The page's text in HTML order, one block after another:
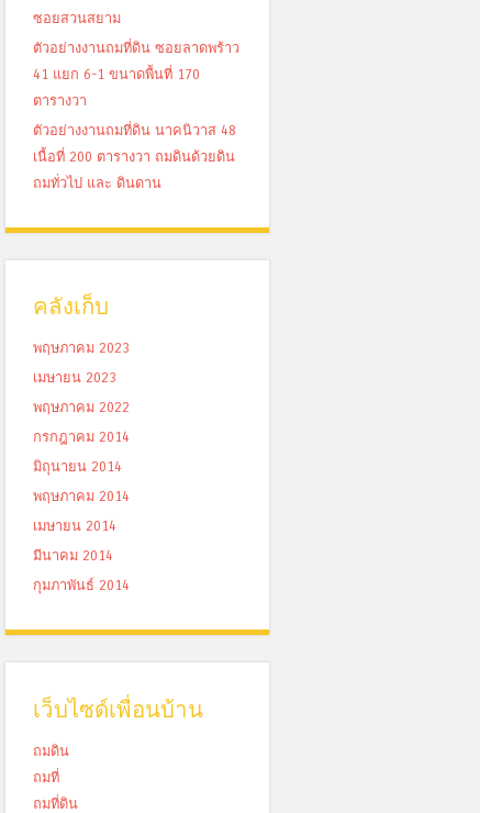
ซอยสวนสยาม
ตัวอย่างงานถมที่ดิน ซอยลาดพร้าว
41 แยก 6-1 ขนาดพื้นที่ 170
ตารางวา
ตัวอย่างงานถมที่ดิน นาคนิวาส 48
เนื้อที่ 200 ตารางวา ถมดินด้วยดิน
ถมทั่วไป และ ดินดาน
คลังเก็บ
พฤษภาคม 2023
เมษายน 2023
พฤษภาคม 2022
กรกฎาคม 2014
มิถุนายน 2014
พฤษภาคม 2014
เมษายน 2014
มีนาคม 2014
กุมภาพันธ์ 2014
เว็บไซด์เพื่อนบ้าน
ถมดิน
ถมที่
ถมที่ดิน